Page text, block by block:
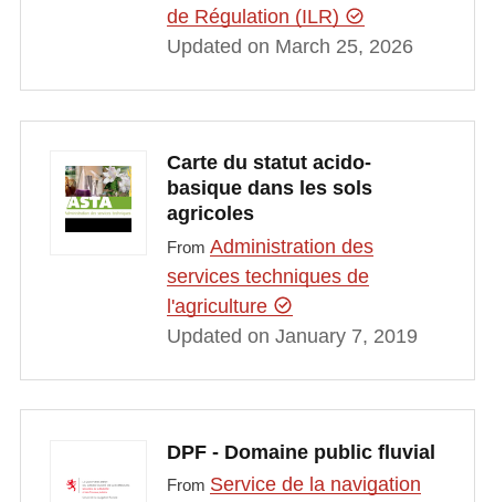
de Régulation (ILR)
Updated on March 25, 2026
Carte du statut acido-
basique dans les sols
agricoles
From Administration des
services techniques de
l'agriculture
Updated on January 7, 2019
DPF - Domaine public fluvial
From Service de la navigation